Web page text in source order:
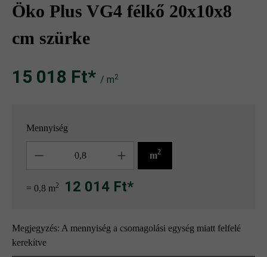
Öko Plus VG4 félkő 20x10x8
cm szürke
15 018 Ft‎‎‎* / m2
Mennyiség
m2
= 0,8 m2 12 014 Ft*
Megjegyzés: A mennyiség a csomagolási egység miatt felfelé
kerekítve